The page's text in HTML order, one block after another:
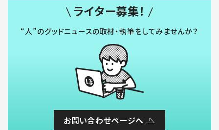
ライター募集！
“人”のグッドニュースの取材・執筆をしてみませんか？
お問い合わせページへ